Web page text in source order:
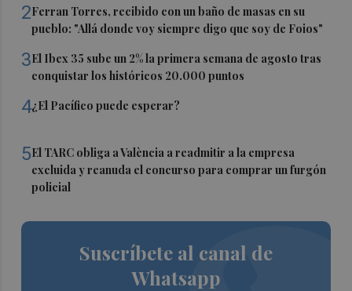
2Ferran Torres, recibido con un baño de masas en su
pueblo: "Allá donde voy siempre digo que soy de Foios"
3El Ibex 35 sube un 2% la primera semana de agosto tras
conquistar los históricos 20.000 puntos
4¿El Pacífico puede esperar?
5El TARC obliga a València a readmitir a la empresa
excluida y reanuda el concurso para comprar un furgón
policial
Suscríbete al canal de
Whatsapp